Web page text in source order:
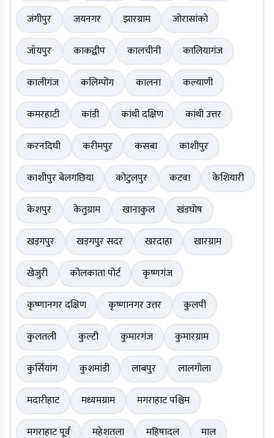
जंगीपुर
जयनगर झारग्राम
जोरासांको
जॉयपुर
काकद्वीप कालचीनी
कालियागंज
कालीगंज
कलिम्पोंग कालना
कल्याणी
कमरहाटी
कांडी कांथी दक्षिण
कांथी उत्तर
करनदिघी
करीमपुर कसबा
काशीपुर
काशीपुर बेलगछिया
कोटुलपुर कटवा
केशियारी
केशपुर
केतुग्राम खानाकुल
खंडघोष
खड़गपुर
खड़गपुर सदर खरदाहा
खारग्राम
खेजुरी
कोलकाता पोर्ट
कृष्णगंज
कृष्णानगर दक्षिण
कृष्णानगर उत्तर
कुलपी
कुलतली
कुल्टी कुमारगंज
कुमारग्राम
कुर्सियांग
कुशमांडी लाबपुर
लालगोला
मदारीहाट
मध्यमग्राम
मगराहाट पश्चिम
मगराहाट पूर्व
महेशतला महिषादल माल